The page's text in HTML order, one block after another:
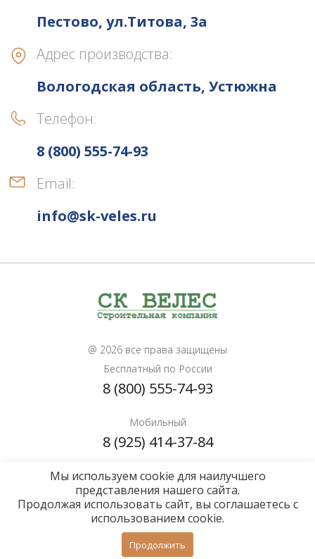
Пестово, ул.Титова, 3а
Адрес производства:
Вологодская область, Устюжна
Телефон:
8 (800) 555-74-93
Email:
info@sk-veles.ru
@ 2026 все права защищены
Бесплатный по России
8 (800) 555-74-93
Мобильный
8 (925) 414-37-84
Почта для расчетов
info@sk-veles.ru
Политика конфиденциальности
Мы используем cookie для наилучшего
представления нашего сайта.
Продолжая использовать сайт, вы соглашаетесь с
использованием cookie.
Продолжить